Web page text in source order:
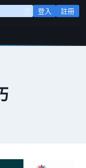
登入 註冊